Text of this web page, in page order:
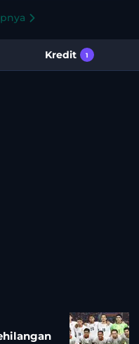
Kredit 1